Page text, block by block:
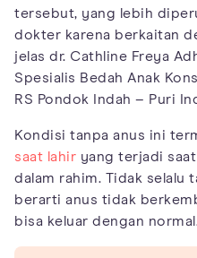
tersebut, yang lebih
dokter karena berkaitan
jelas dr. Cathline Freya
Spesialis Bedah Anak
RS Pondok Indah – Puri
Kondisi tanpa anus ini
saat lahir yang terjadi
dalam rahim. Tidak selalu
berarti anus tidak
bisa keluar dengan